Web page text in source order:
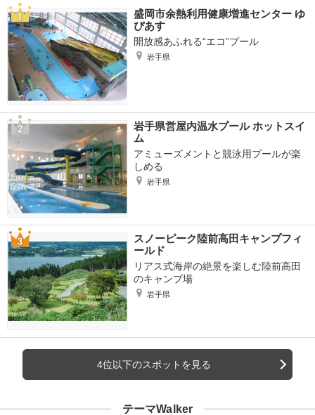
盛岡市余熱利用健康増進センター ゆ
ぴあす
開放感あふれる“エコ”プール
岩手県
岩手県営屋内温水プール ホットスイ
ム
アミューズメントと競泳用プールが楽
しめる
岩手県
スノーピーク陸前高田キャンプフィ
ールド
リアス式海岸の絶景を楽しむ陸前高田
のキャンプ場
岩手県
4位以下のスポットを見る
テーマWalker